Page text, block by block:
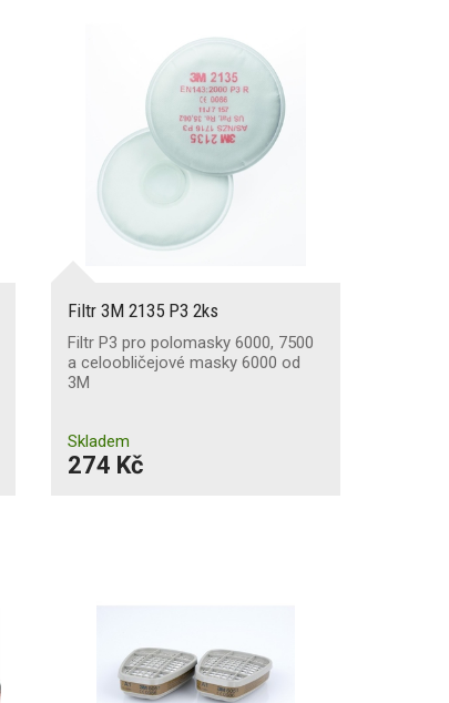
Filtr 3M 2135 P3 2ks
Filtr P3 pro polomasky 6000, 7500
a celoobličejové masky 6000 od
3M
Skladem
274 Kč